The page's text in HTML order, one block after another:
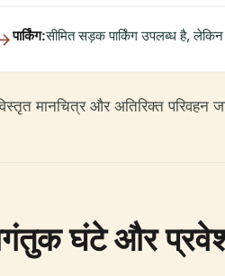
पार्किंग:सीमित सड़क पार्किंग उपलब्ध है,
मानचित्र और अतिरिक्त परिवहन
घंटे और